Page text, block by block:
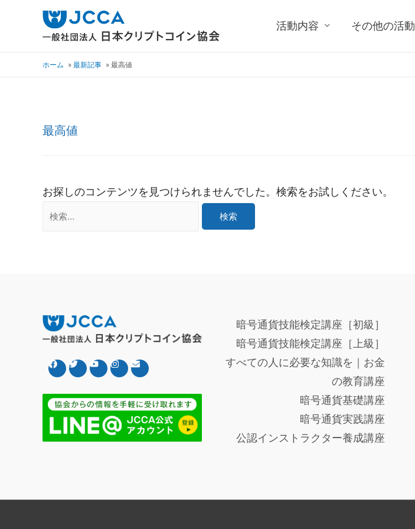
活動内容 その他の活動
ホーム 最新記事 最高値
最高値
お探しのコンテンツを見つけられませんでした。検索をお試しください。
暗号通貨技能検定講座［初級］
暗号通貨技能検定講座［上級］
すべての人に必要な知識を｜お金
の教育講座
暗号通貨基礎講座
暗号通貨実践講座
公認インストラクター養成講座